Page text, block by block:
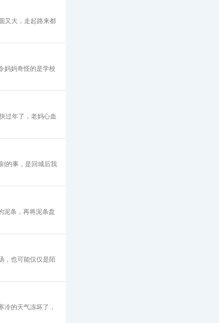
又大，走起路来都
妈妈奇怪的是学校
过年了，老妈心血
的事，是回城后我
泥条，再将泥条盘
，也可能仅仅是陌
冷的天气冻坏了，